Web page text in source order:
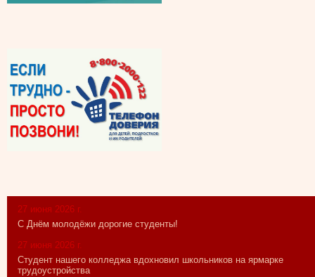
27 июня 2026 г.
С Днём молодёжи дорогие студенты!
27 июня 2026 г.
Студент нашего колледжа вдохновил школьников на ярмарке
трудоустройства